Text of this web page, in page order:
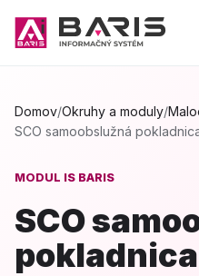
Domov/Okruhy a moduly/
SCO samoobslužná
MODUL IS BARIS
SCO
pokladnica